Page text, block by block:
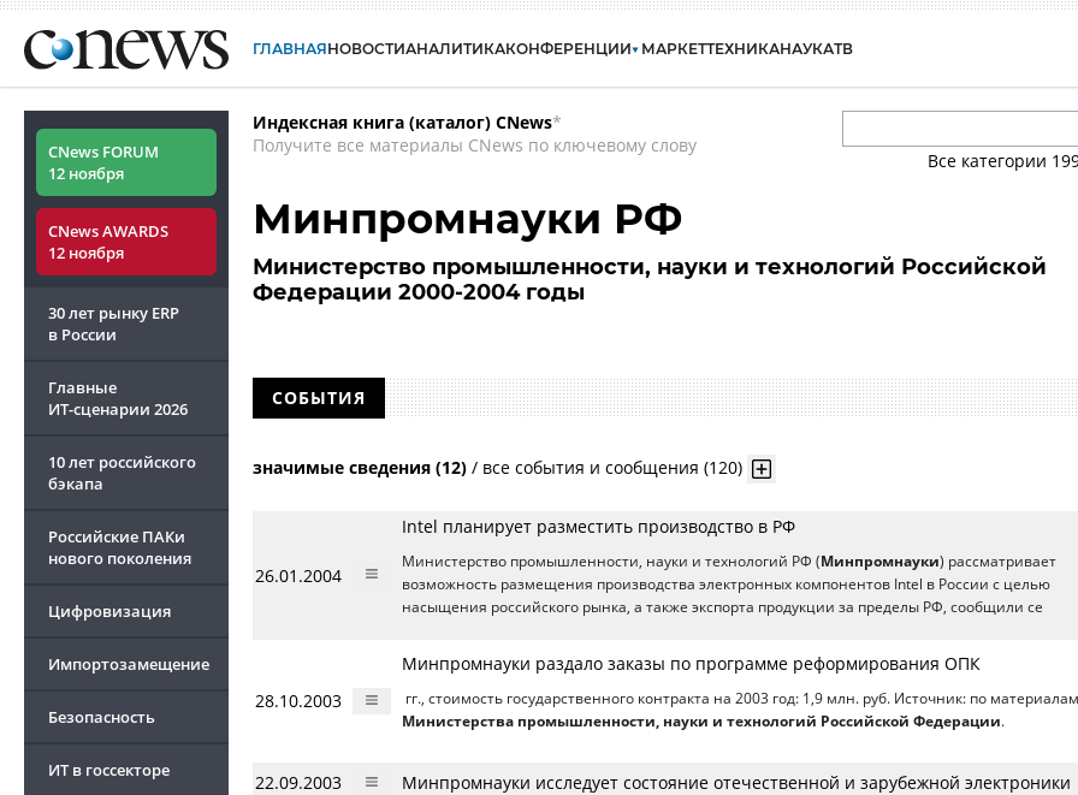
ГЛАВНАЯНОВОСТИАНАЛИТИКАКОНФЕРЕНЦИИ МАРКЕТТЕХНИКАНАУКАТВ
CNews FORUM
12 ноября
CNews AWARDS
12 ноября
30 лет рынку ERP
в России
Главные
ИТ-сценарии 2026
10 лет российского
бэкапа
Российские ПАКи
нового поколения
Цифровизация
Импортозамещение
Безопасность
ИТ в госсекторе
Индексная книга (каталог) CNews*
Получите все материалы CNews по ключевому слову
Все категории
Минпромнауки РФ
Министерство промышленности, науки и технологий Российской
Федерации 2000-2004 годы
СОБЫТИЯ
значимые сведения (12) / все события и сообщения (120)
26.01.2004
Intel планирует разместить производство в РФ
Министерство промышленности, науки и технологий РФ (Минпромнауки) рассматривает
возможность размещения производства электронных компонентов Intel в России с целью
насыщения российского рынка, а также экспорта продукции за пределы РФ, сообщили се
28.10.2003
Минпромнауки раздало заказы по программе реформирования ОПК
гг., стоимость государственного контракта на 2003 год: 1,9 млн. руб. Источник: по
Министерства промышленности, науки и технологий Российской Федерации.
22.09.2003 Минпромнауки исследует состояние отечественной и зарубежной электроники